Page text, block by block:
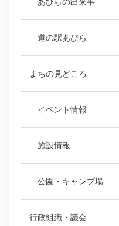
道の駅あびら
まちの見どころ
イベント情報
施設情報
公園・キャンプ場
行政組織・議会